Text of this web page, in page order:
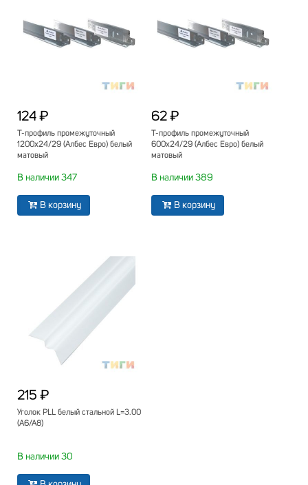
124 ₽
Т-профиль промежуточный
1200х24/29 (Албес Евро) белый
матовый
В наличии 347
В корзину
62 ₽
Т-профиль промежуточный
600х24/29 (Албес Евро) белый
матовый
В наличии 389
В корзину
215 ₽
Уголок PLL белый стальной L=3.00
(А6/А8)
В наличии 30